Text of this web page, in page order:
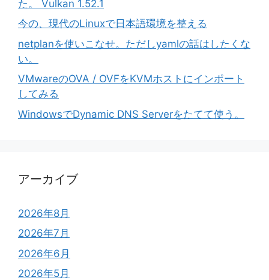
た。 Vulkan 1.52.1
今の、現代のLinuxで日本語環境を整える
netplanを使いこなせ。ただしyamlの話はしたくな
い。
VMwareのOVA / OVFをKVMホストにインポート
してみる
WindowsでDynamic DNS Serverをたてて使う。
アーカイブ
2026年8月
2026年7月
2026年6月
2026年5月